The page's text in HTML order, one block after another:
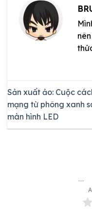
Sản xuất ảo: Cuộc
mạng từ phông xanh
màn hình LED